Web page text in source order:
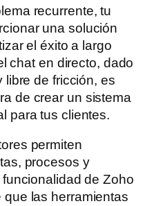
recurrente, tu
una solución
el éxito a largo
chat en directo, dado
de fricción, es
de crear un sistema
para tus clientes.
permiten
procesos y
de Zoho
las herramientas